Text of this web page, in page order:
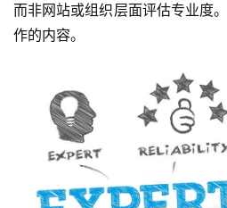
而非网站或组织层面评估专业度
作的内容。